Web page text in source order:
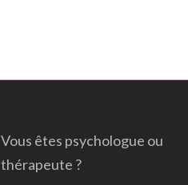
Vous êtes psychologue ou
thérapeute ?